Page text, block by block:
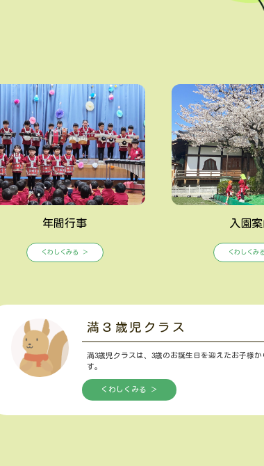
年間行事
くわしくみる ＞
入園
くわしくみ
満３歳児クラス
満3歳児クラスは、3歳のお誕生日を迎えたお子様か
す。
くわしくみる ＞